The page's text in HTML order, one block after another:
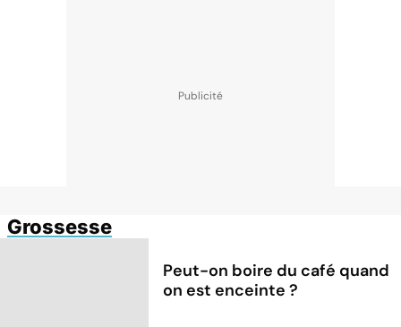
Grossesse
Peut-on boire du café quand
on est enceinte ?